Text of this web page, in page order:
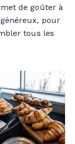
de goûter à
pour
tous les